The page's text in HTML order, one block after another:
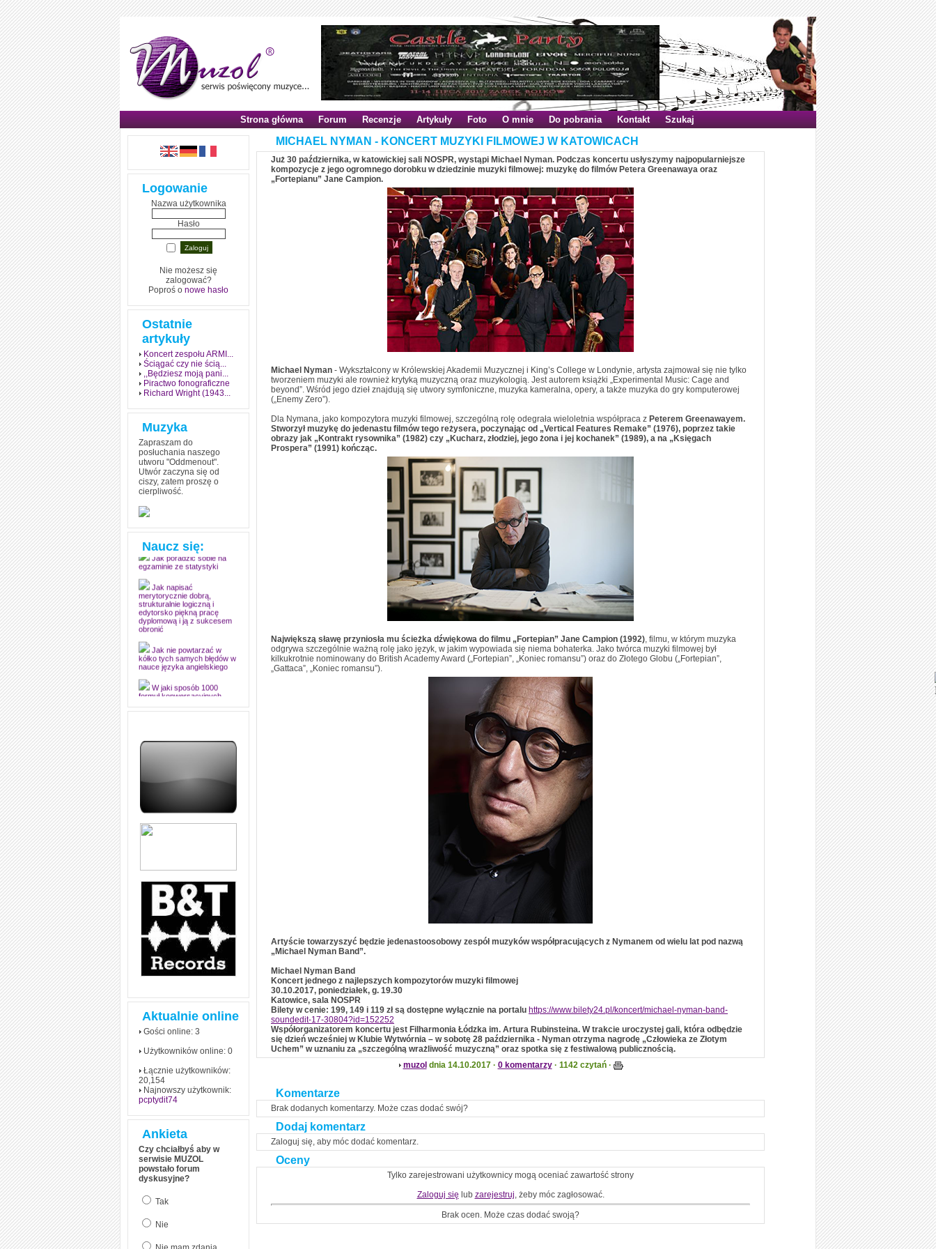
Strona główna Forum Recenzje Artykuły Foto O mnie Do pobrania Kontakt Szukaj
Logowanie
Nazwa użytkownika
Hasło
Nie możesz się
zalogować?
Poproś o nowe hasło
Ostatnie
artykuły
Koncert zespołu ARMI...
Ściągać czy nie ścią...
,,Będziesz moją pani...
Piractwo fonograficzne
Richard Wright (1943...
Muzyka
Zapraszam do
posłuchania naszego
utworu "Oddmenout".
Utwór zaczyna się od
ciszy, zatem proszę o
cierpliwość.
Naucz się:
Jak stworzyć fenomen
grozy w muzyce
egzamin? Poznaj metody
mistrzów
Jak poradzić sobie na
egzaminie ze statystyki
Jak napisać
merytorycznie dobrą,
strukturalnie logiczną i
edytorsko piękną pracę
dyplomową i ją z sukcesem
obronić
Jak nie powtarzać w
kółko tych samych błędów w
nauce języka angielskiego
W jaki sposób 1000
pozwoli Ci opanować język
zapamiętasz
zrozumiale wytłumaczył, na
(reported speech) w języku
angielskim
dłużej!
Aktualnie online
Gości online: 3
Użytkowników online: 0
Łącznie użytkowników:
20,154
Najnowszy użytkownik:
pcptydit74
Ankieta
Czy chciałbyś aby w
serwisie MUZOL
powstało forum
dyskusyjne?
Tak
Nie
MICHAEL NYMAN - KONCERT MUZYKI FILMOWEJ W KATOWICACH
Już 30 października, w katowickiej sali NOSPR, wystąpi Michael Nyman. Podczas koncertu usłyszymy najpopularniejsze
kompozycje z jego ogromnego dorobku w dziedzinie muzyki filmowej: muzykę do filmów Petera Greenawaya oraz
„Fortepianu” Jane Campion.
Michael Nyman - Wykształcony w Królewskiej Akademii Muzycznej i King’s College w Londynie, artysta zajmował się nie tylko
tworzeniem muzyki ale rownież krytyką muzyczną oraz muzykologią. Jest autorem książki „Experimental Music: Cage and
beyond”. Wśród jego dzieł znajdują się utwory symfoniczne, muzyka kameralna, opery, a także muzyka do gry komputerowej
(„Enemy Zero”).
Dla Nymana, jako kompozytora muzyki filmowej, szczególną rolę odegrała wieloletnia współpraca z Peterem Greenawayem.
Stworzył muzykę do jedenastu filmów tego reżysera, poczynając od „Vertical Features Remake” (1976), poprzez takie
obrazy jak „Kontrakt rysownika” (1982) czy „Kucharz, złodziej, jego żona i jej kochanek” (1989), a na „Księgach
Prospera” (1991) kończąc.
Największą sławę przyniosła mu ścieżka dźwiękowa do filmu „Fortepian” Jane Campion (1992), filmu, w którym muzyka
odgrywa szczególnie ważną rolę jako język, w jakim wypowiada się niema bohaterka. Jako twórca muzyki filmowej był
kilkukrotnie nominowany do British Academy Award („Fortepian”, „Koniec romansu”) oraz do Złotego Globu („Fortepian”,
„Gattaca”, „Koniec romansu”).
Artyście towarzyszyć będzie jedenastoosobowy zespół muzyków współpracujących z Nymanem od wielu lat pod nazwą
„Michael Nyman Band”.
Michael Nyman Band
Koncert jednego z najlepszych kompozytorów muzyki filmowej
30.10.2017, poniedziałek, g. 19.30
Katowice, sala NOSPR
Bilety w cenie: 199, 149 i 119 zł są dostępne wyłącznie na portalu https://www.bilety24.pl/koncert/michael-nyman-band-
soundedit-17-30804?id=152252
Współorganizatorem koncertu jest Filharmonia Łódzka im. Artura Rubinsteina. W trakcie uroczystej gali, która odbędzie
się dzień wcześniej w Klubie Wytwórnia – w sobotę 28 października - Nyman otrzyma nagrodę „Człowieka ze Złotym
Uchem” w uznaniu za „szczególną wrażliwość muzyczną” oraz spotka się z festiwalową publicznością.
muzol dnia 14.10.2017 · 0 komentarzy· 1142 czytań ·
Komentarze
Brak dodanych komentarzy. Może czas dodać swój?
Dodaj komentarz
Zaloguj się, aby móc dodać komentarz.
Oceny
Tylko zarejestrowani użytkownicy mogą oceniać zawartość strony
Zaloguj się lub zarejestruj, żeby móc zagłosować.
Brak ocen. Może czas dodać swoją?